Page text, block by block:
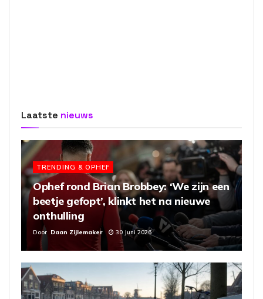
Laatste nieuws
TRENDING & OPHEF
Ophef rond Brian Brobbey: ‘We zijn een
beetje gefopt’, klinkt het na nieuwe
onthulling
Door Daan Zijlemaker 30 Juni 2026